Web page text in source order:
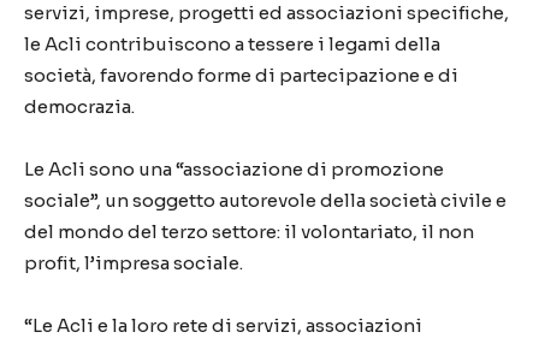
servizi, imprese, progetti ed associazioni specifiche,
le Acli contribuiscono a tessere i legami della
società, favorendo forme di partecipazione e di
democrazia.
Le Acli sono una “associazione di promozione
sociale”, un soggetto autorevole della società civile e
del mondo del terzo settore: il volontariato, il non
profit, l’impresa sociale.
“Le Acli e la loro rete di servizi, associazioni